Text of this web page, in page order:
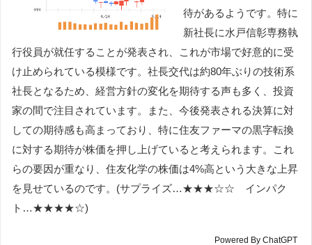
待があるようです。特に
新社長に水戸信彰専務執
行役員が就任することが発表され、これが市場で好意的に受
け止められている模様です。社長交代は約80年ぶりの技術系
社長となるため、経営方針の変化を期待する声も多く、投資
家の間で注目されています。また、今後発表される決算に対
しての期待感も高まっており、特に住友ファーマの黒字転換
に対する期待が株価を押し上げていると考えられます。これ
らの要因が重なり、住友化学の株価は4%高という大きな上昇
を見せているのです。(サプライズ…★★★☆☆ インパク
ト…★★★★☆)
Powered By ChatGPT